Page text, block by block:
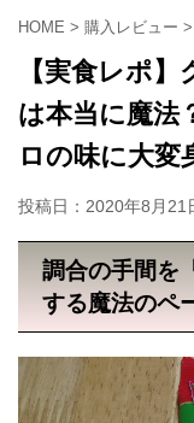
HOME > 購入レビュー >
【実食レポ
は本当に魔法
ロの味に大変
投稿日：2020年8月21
調合の手間を
する魔法のペ